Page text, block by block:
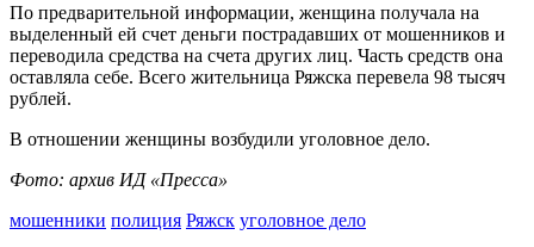
По предварительной информации, женщина получала на
выделенный ей счет деньги пострадавших от мошенников и
переводила средства на счета других лиц. Часть средств она
оставляла себе. Всего жительница Ряжска перевела 98 тысяч
рублей.
В отношении женщины возбудили уголовное дело.
Фото: архив ИД «Пресса»
мошенники полиция Ряжск уголовное дело